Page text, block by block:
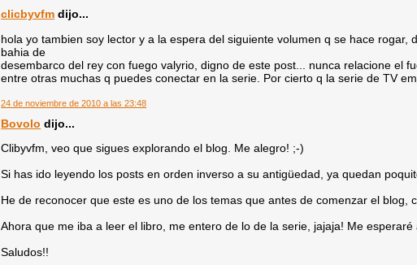
clicbyvfm dijo...
hola yo tambien soy lector y a la espera del siguiente volumen q se hace rogar,
bahia de
desembarco del rey con fuego valyrio, digno de este post... nunca relacione el
entre otras muchas q puedes conectar en la serie. Por cierto q la serie de TV
24 de noviembre de 2010 a las 23:48
Bovolo dijo...
Clibyvfm, veo que sigues explorando el blog. Me alegro! ;-)
Si has ido leyendo los posts en orden inverso a su antigüedad, ya quedan
He de reconocer que este es uno de los temas que antes de comenzar el blog,
Ahora que me iba a leer el libro, me entero de lo de la serie, jajaja! Me esperaré
Saludos!!